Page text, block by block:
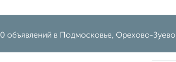
объявлений в Подмосковье, Орехово-Зуево